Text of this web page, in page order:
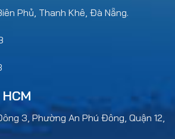
Phủ, Thanh Khê, Đà Nẵng.
3, Phường An Phú Đông, Quận 12,